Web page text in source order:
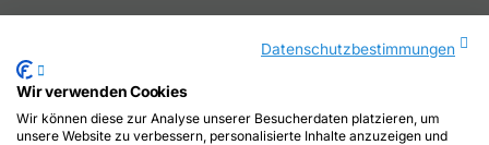
Datenschutzbestimmungen
Wir verwenden Cookies
Wir können diese zur Analyse unserer Besucherdaten platzieren, um
unsere Website zu verbessern, personalisierte Inhalte anzuzeigen und